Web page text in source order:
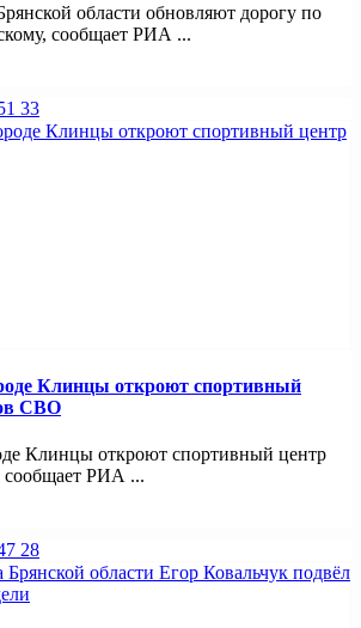
области обновляют дорогу по
сообщает РИА ...
33
Клинцы откроют спортивный
СВО
Клинцы откроют спортивный центр
сообщает РИА ...
28